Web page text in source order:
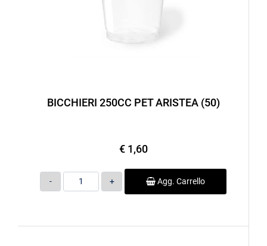
BICCHIERI 250CC PET ARISTEA (50)
€ 1,60
Quantità
Agg. Carrello